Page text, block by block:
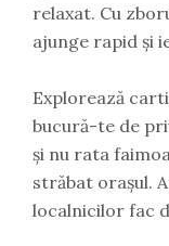
relaxat. Cu
ajunge rapid și
Explorează
bucură-te de
și nu rata
străbat orașul.
localnicilor fac